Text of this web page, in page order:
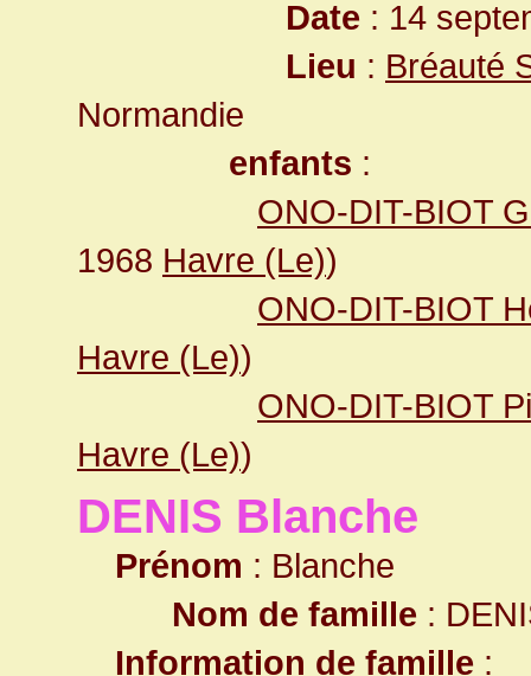
Date : 14
Lieu : Bréauté
Normandie
enfants :
ONO-DIT-BIOT
1968 Havre (Le))
ONO-DIT-BIOT
Havre (Le))
ONO-DIT-BIOT
Havre (Le))
DENIS Blanche
Prénom : Blanche
Nom de famille :
Information de famille :